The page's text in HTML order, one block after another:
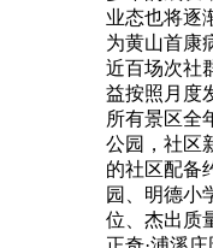
业态也将逐
为黄山首康
近百场次社
益按照月度
所有景区全
公园，社区
的社区配备
园、明德小
位、杰出质